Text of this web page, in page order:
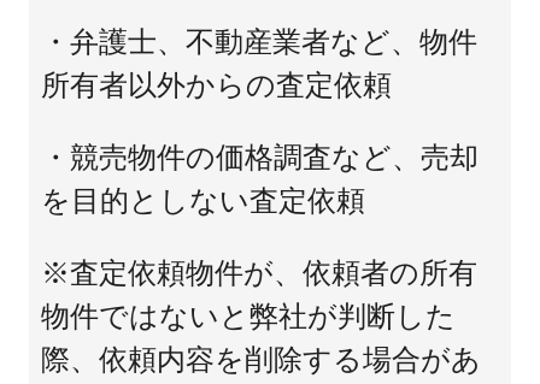
・弁護士、不動産業者など、物件
所有者以外からの査定依頼
・競売物件の価格調査など、売却
を目的としない査定依頼
※査定依頼物件が、依頼者の所有
物件ではないと弊社が判断した
際、依頼内容を削除する場合があ